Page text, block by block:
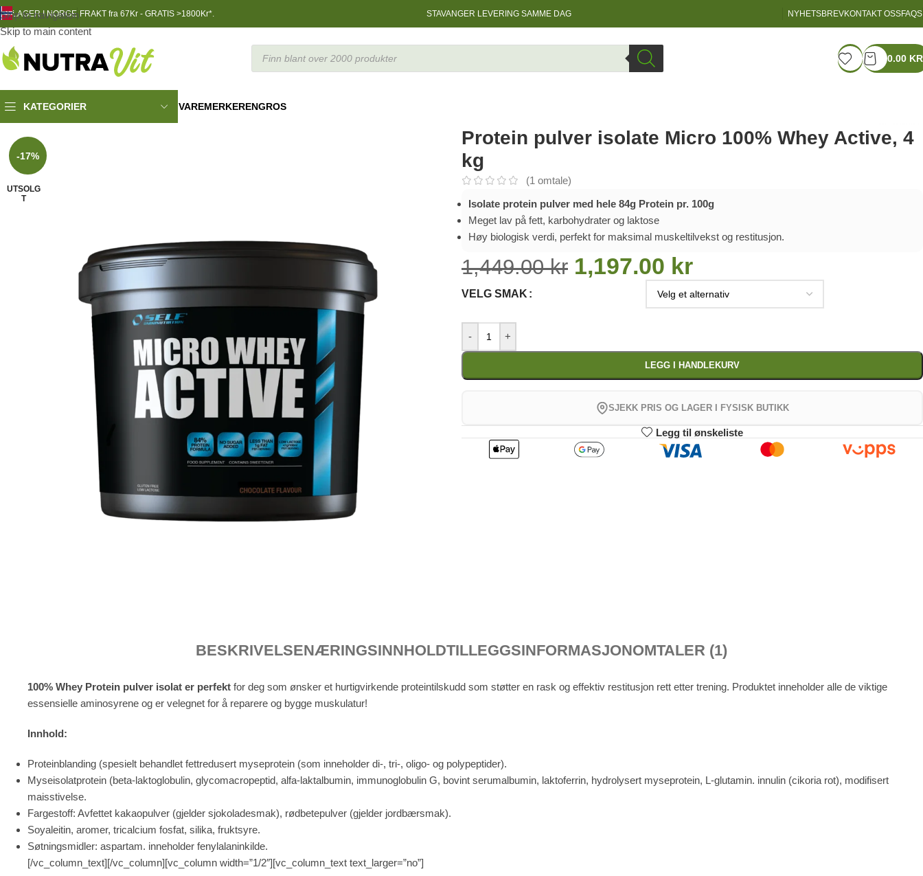
Skip to navigation
Skip to main content
LAGER I NORGEFRAKT fra 67Kr - GRATIS >1800Kr*. STAVANGER LEVERING SAMME DAG NYHETSBREVKONTAKT OSSFAQS
0.00 KR
KATEGORIER VAREMERKERENGROS
-17%
UTSOLG
T
Protein pulver isolate Micro 100% Whey Active, 4
kg
(1 omtale)
Isolate protein pulver med hele 84g Protein pr. 100g
Meget lav på fett, karbohydrater og laktose
Høy biologisk verdi, perfekt for maksimal muskeltilvekst og restitusjon.
1,449.00kr 1,197.00 kr
VELG SMAK
- +
LEGG I HANDLEKURV
SJEKK PRIS OG LAGER I FYSISK BUTIKK
Legg til ønskeliste
BESKRIVELSENÆRINGSINNHOLDTILLEGGSINFORMASJONOMTALER (1)
100% Whey Protein pulver isolat er perfekt for deg som ønsker et hurtigvirkende proteintilskudd som støtter en rask og effektiv restitusjon rett etter trening. Produktet inneholder alle de viktige
essensielle aminosyrene og er velegnet for å reparere og bygge muskulatur!
Innhold:
Proteinblanding (spesielt behandlet fettredusert myseprotein (som inneholder di-, tri-, oligo- og polypeptider).
Myseisolatprotein (beta-laktoglobulin, glycomacropeptid, alfa-laktalbumin, immunoglobulin G, bovint serumalbumin, laktoferrin, hydrolysert myseprotein, L-glutamin. innulin (cikoria rot), modifisert
maisstivelse.
Fargestoff: Avfettet kakaopulver (gjelder sjokoladesmak), rødbetepulver (gjelder jordbærsmak).
Soyaleitin, aromer, tricalcium fosfat, silika, fruktsyre.
Søtningsmidler: aspartam. inneholder fenylalaninkilde.
[/vc_column_text][/vc_column][vc_column width=”1/2″][vc_column_text text_larger=”no”]